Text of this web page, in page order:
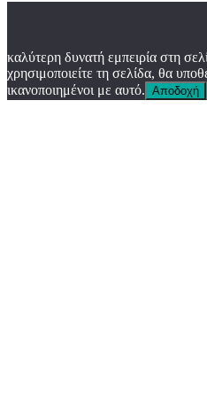
καλύτερη δυνατή εμπειρία στη
χρησιμοποιείτε τη σελίδα, θα
ικανοποιημένοι με αυτό. Αποδοχή